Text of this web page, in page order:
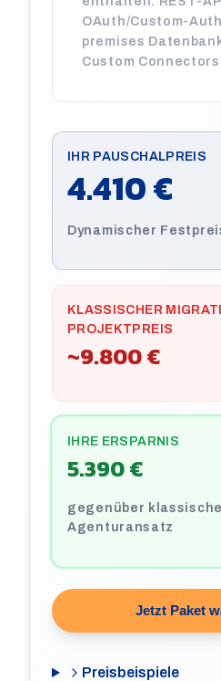
OAuth/Custom-
premises
Custom
IHR PAUSCHALPREIS
4.410 €
Dynamischer
KLASSISCHER
PROJEKTPREIS
~9.800 €
IHRE ERSPARNIS
5.390 €
gegenüber
Agenturansatz
Jetzt Paket
Preisbeispiele